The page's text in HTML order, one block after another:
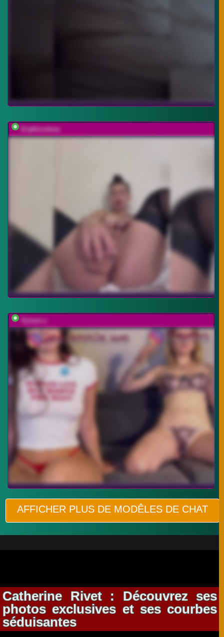
EvaKoroleva
Sinner-s
AFFICHER PLUS DE MODÊLES DE CHAT
Catherine Rivet : Découvrez ses
photos exclusives et ses courbes
séduisantes